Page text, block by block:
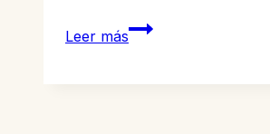
Leer más
Henry
Flagler: